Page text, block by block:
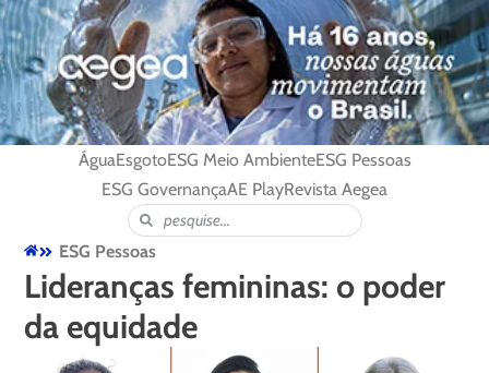
ÁguaEsgotoESG Meio AmbienteESG Pessoas
ESG GovernançaAE PlayRevista Aegea
ESG Pessoas
Lideranças femininas: o poder
da equidade